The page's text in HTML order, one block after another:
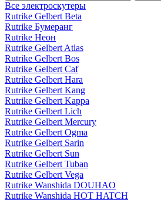
Все электро­скутеры
Rutrike Gelbert Beta
Rutrike Бумеранг
Rutrike Неон
Rutrike Gelbert Atlas
Rutrike Gelbert Bos
Rutrike Gelbert Caf
Rutrike Gelbert Hara
Rutrike Gelbert Kang
Rutrike Gelbert Kappa
Rutrike Gelbert Lich
Rutrike Gelbert Mercury
Rutrike Gelbert Ogma
Rutrike Gelbert Sarin
Rutrike Gelbert Sun
Rutrike Gelbert Tuban
Rutrike Gelbert Vega
Rutrike Wanshida DOUHAO
Rutrike Wanshida HOT HATCH